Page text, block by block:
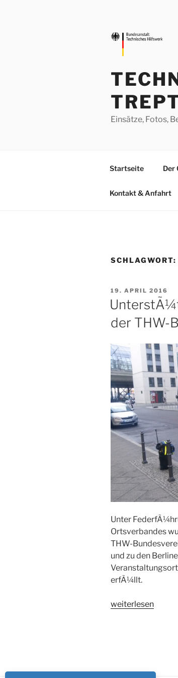
Einsätze, Fotos,
Startseite Der
Kontakt & Anfahrt
SCHLAGWORT:
VERÖFFENTLICHT
AM
19. APRIL 2016
der THW-
Unter
Ortsverbandes
THW-
und zu den
erfÃ¼llt.
„UnterstÃ¼tzung
weiterlesen